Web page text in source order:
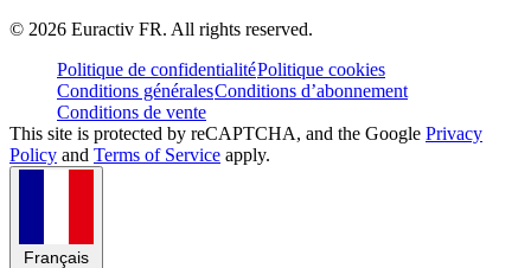
© 2026 Euractiv FR. All rights reserved.
Politique de confidentialitéPolitique cookies
Conditions généralesConditions d’abonnement
Conditions de vente
This site is protected by reCAPTCHA, and the Google Privacy
Policy and Terms of Service apply.
Français